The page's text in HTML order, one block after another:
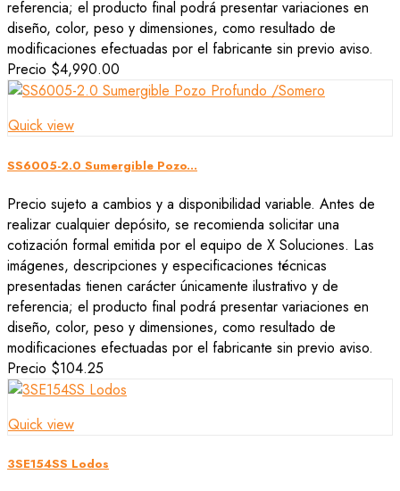
referencia; el producto final podrá presentar variaciones en
diseño, color, peso y dimensiones, como resultado de
modificaciones efectuadas por el fabricante sin previo aviso.
Precio $4,990.00
Quick view
SS6005-2.0 Sumergible Pozo...
Precio sujeto a cambios y a disponibilidad variable. Antes de
realizar cualquier depósito, se recomienda solicitar una
cotización formal emitida por el equipo de X Soluciones. Las
imágenes, descripciones y especificaciones técnicas
presentadas tienen carácter únicamente ilustrativo y de
referencia; el producto final podrá presentar variaciones en
diseño, color, peso y dimensiones, como resultado de
modificaciones efectuadas por el fabricante sin previo aviso.
Precio $104.25
Quick view
3SE154SS Lodos